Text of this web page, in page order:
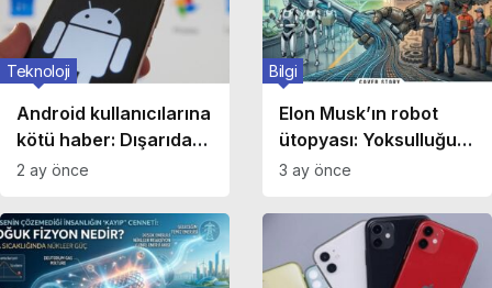
Android kullanıcılarına
kötü haber: Dışarıdan
APK yüklemek
Teknoloji
2 ay önce
Elon Musk’ın robot
ütopyası: Yoksulluğun
sonu mu, insan
Bilgi
3 ay önce